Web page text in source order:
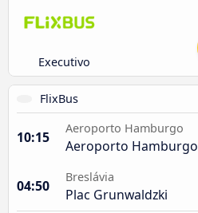
Executivo
FlixBus
10:15
Aeroporto Hamburgo
Aeroporto Hamburgo
04:50
Breslávia
Plac Grunwaldzki